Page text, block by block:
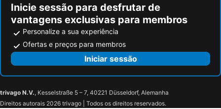
Te Atatu
Golflands
Whakarewarewa Thermal Village
Inicie sessão para desfrutar de
vantagens exclusivas para membros
Personalize a sua experiência
Ofertas e preços para membros
Iniciar sessão
trivago N.V., Kesselstraße 5 – 7, 40221 Düsseldorf, Alemanha
Direitos autorais 2026 trivago | Todos os direitos reservados.